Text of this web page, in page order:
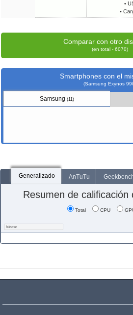
•
•
Comparar con otro
(en total - 6070)
Smartphones con el
(Samsung Exynos
Samsung (11)
Generalizado AnTuTu
Resumen de calificación
Total CPU